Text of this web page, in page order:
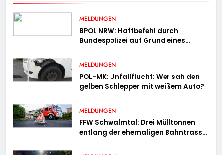
MELDUNGEN
BPOL NRW: Haftbefehl durch
Bundespolizei auf Grund eines
MELDUNGEN
POL-MK: Unfallflucht: Wer sah den
gelben Schlepper mit weißem Auto?
MELDUNGEN
FFW Schwalmtal: Drei Mülltonnen
entlang der ehemaligen Bahntrasse